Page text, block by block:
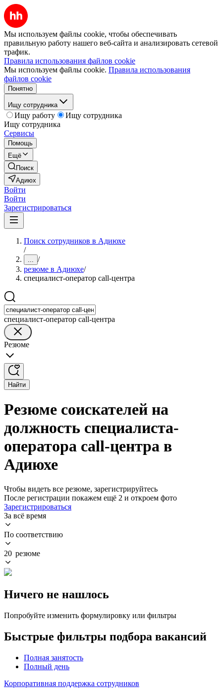
Мы используем файлы cookie, чтобы обеспечивать
правильную работу нашего веб-сайта и анализировать сетевой
трафик.
Правила использования файлов cookie
Мы используем файлы cookie. Правила использования
файлов cookie
Понятно
Ищу сотрудника
Ищу работу
Ищу сотрудника
Ищу сотрудника
Сервисы
Помощь
Ещё
Поиск
Адиюх
Войти
Войти
Зарегистрироваться
Поиск сотрудников в Адиюхе
/
... /
резюме в Адиюхе/
специалист-оператор call-центра
специалист-оператор call-центра
Резюме
Найти
Резюме соискателей на
должность специалиста-
оператора call-центра в
Адиюхе
Чтобы видеть все резюме, зарегистрируйтесь
После регистрации покажем ещё 2 и откроем фото
Зарегистрироваться
За всё время
По соответствию
20 резюме
Ничего не нашлось
Попробуйте изменить формулировку или фильтры
Быстрые фильтры подбора вакансий
Полная занятость
Полный день
Корпоративная поддержка сотрудников